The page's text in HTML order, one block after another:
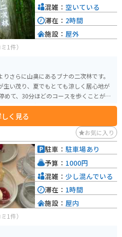
和歌山ICから車で約25分の距離にあ
は街灯も少なく、道路も広くないた
要です。また、愛車撮影的なスポット
いるため、夜景をバックに撮影などは
1件）
さらに山奥にあるブナの二次林です。
い茂り、夏でもとても涼しく居心地が
お求めの方におすすめです。また、安比
「ブナ林ガイドツアー」(有料)はブナの特
その歴史など興味深い話も聞けてこち
く見る
混雑： 空いている
滞在： 2時間
施設： 屋外
お気に入り
1件）
駐車： 駐車場あり
予算： 1000円
混雑： 少し混んでいる
滞在： 1時間
施設： 屋内